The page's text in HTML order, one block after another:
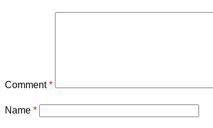
Comment*
Name *